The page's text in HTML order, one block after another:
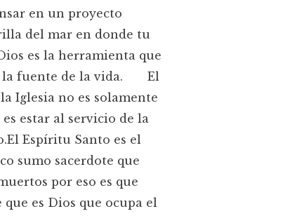
en un proyecto
del mar en donde tu
es la herramienta que
la fuente de la vida. El
Iglesia no es solamente
estar al servicio de la
Espíritu Santo es el
sumo sacerdote que
por eso es que
es Dios que ocupa el